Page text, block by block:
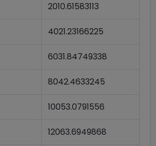
2010.61583113
4021.23166225
6031.84749338
8042.4633245
10053.0791556
12063.6949868